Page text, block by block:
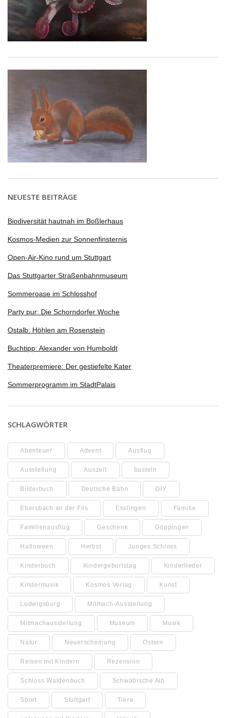
NEUESTE BEITRÄGE
Biodiversität hautnah im Boßlerhaus
Kosmos-Medien zur Sonnenfinsternis
Open-Air-Kino rund um Stuttgart
Das Stuttgarter Straßenbahnmuseum
Sommeroase im Schlosshof
Party pur: Die Schorndorfer Woche
Ostalb: Höhlen am Rosenstein
Buchtipp: Alexander von Humboldt
Theaterpremiere: Der gestiefelte Kater
Sommerprogramm im StadtPalais
SCHLAGWÖRTER
Abenteuer Advent Ausflug
Ausstellung Auszeit basteln
Bilderbuch Deutsche Bahn DIY
Ebersbach an der Fils Esslingen Familie
Familienausflug Geschenk Göppingen
Halloween Herbst Junges Schloss
Kinderbuch Kindergeburtstag Kinderlieder
Kindermusik Kosmos Verlag Kunst
Ludwigsburg Mitmach-Ausstellung
Mitmachausstellung Museum Musik
Natur Neuerscheinung Ostern
Reisen mit Kindern Rezension
Schloss Waldenbuch Schwäbische Alb
Sport Stuttgart Tiere